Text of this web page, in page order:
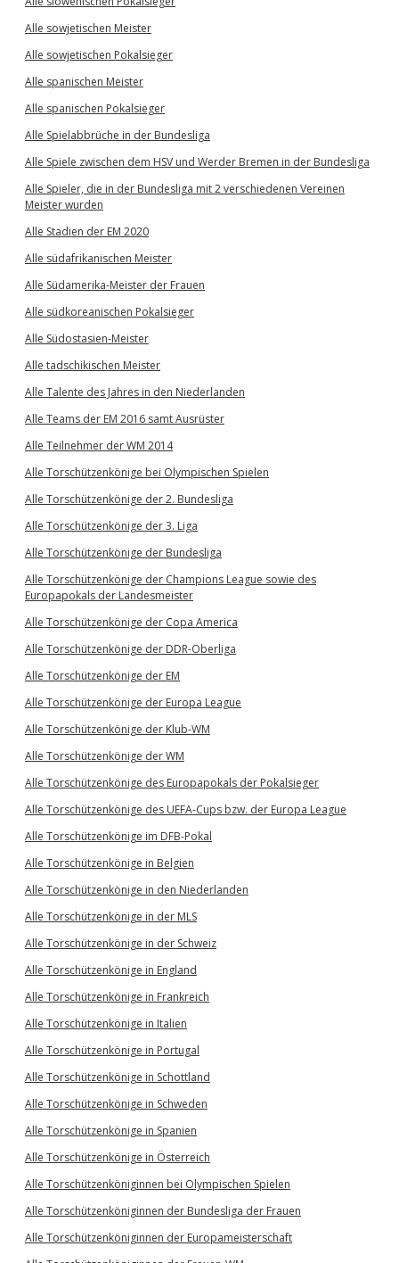
Alle sowjetischen Meister
Alle sowjetischen Pokalsieger
Alle spanischen Meister
Alle spanischen Pokalsieger
Alle Spielabbrüche in der Bundesliga
Alle Spiele zwischen dem HSV und Werder Bremen in der Bundesliga
Alle Spieler, die in der Bundesliga mit 2 verschiedenen Vereinen
Meister wurden
Alle Stadien der EM 2020
Alle südafrikanischen Meister
Alle Südamerika-Meister der Frauen
Alle südkoreanischen Pokalsieger
Alle Südostasien-Meister
Alle tadschikischen Meister
Alle Talente des Jahres in den Niederlanden
Alle Teams der EM 2016 samt Ausrüster
Alle Teilnehmer der WM 2014
Alle Torschützenkönige bei Olympischen Spielen
Alle Torschützenkönige der 2. Bundesliga
Alle Torschützenkönige der 3. Liga
Alle Torschützenkönige der Bundesliga
Alle Torschützenkönige der Champions League sowie des
Europapokals der Landesmeister
Alle Torschützenkönige der Copa America
Alle Torschützenkönige der DDR-Oberliga
Alle Torschützenkönige der EM
Alle Torschützenkönige der Europa League
Alle Torschützenkönige der Klub-WM
Alle Torschützenkönige der WM
Alle Torschützenkönige des Europapokals der Pokalsieger
Alle Torschützenkönige des UEFA-Cups bzw. der Europa League
Alle Torschützenkönige im DFB-Pokal
Alle Torschützenkönige in Belgien
Alle Torschützenkönige in den Niederlanden
Alle Torschützenkönige in der MLS
Alle Torschützenkönige in der Schweiz
Alle Torschützenkönige in England
Alle Torschützenkönige in Frankreich
Alle Torschützenkönige in Italien
Alle Torschützenkönige in Portugal
Alle Torschützenkönige in Schottland
Alle Torschützenkönige in Schweden
Alle Torschützenkönige in Spanien
Alle Torschützenkönige in Österreich
Alle Torschützenköniginnen bei Olympischen Spielen
Alle Torschützenköniginnen der Bundesliga der Frauen
Alle Torschützenköniginnen der Europameisterschaft